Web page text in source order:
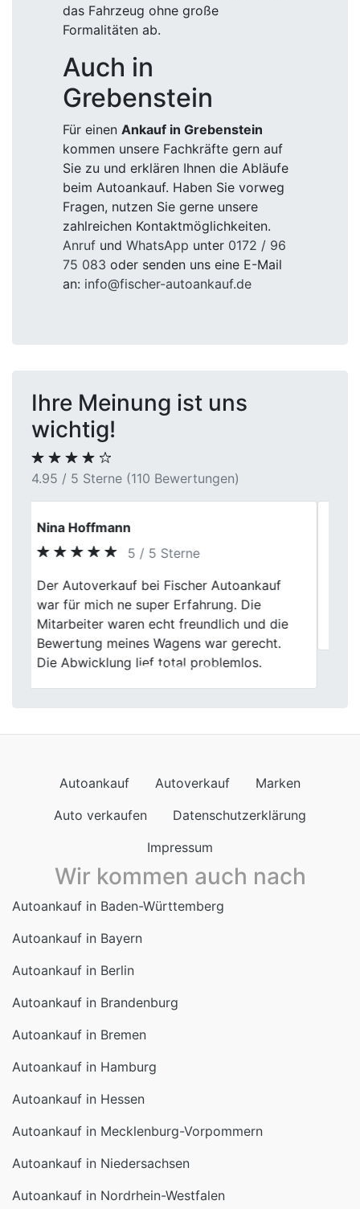
das Fahrzeug ohne große
Formalitäten ab.
Auch in
Grebenstein
Für einen Ankauf in Grebenstein
kommen unsere Fachkräfte gern auf
Sie zu und erklären Ihnen die Abläufe
beim Autoankauf. Haben Sie vorweg
Fragen, nutzen Sie gerne unsere
zahlreichen Kontaktmöglichkeiten.
Anruf und WhatsApp unter 0172 / 96
75 083 oder senden uns eine E-Mail
an: info@fischer-autoankauf.de
Ihre Meinung ist uns
wichtig!
4.95 / 5 Sterne (110 Bewertungen)
Marco T.
5 / 5 Sterne
Ich wollte mir den Privatverkauf sparen.
Bei Fischer Autoankauf war der Ablauf klar
und ohne großes Hin und Her.
Previous
Auto verkaufen
Datenschutzerklärung
Impressum
Wir kommen auch nach
Autoankauf in Baden-Württemberg
Autoankauf in Bayern
Autoankauf in Berlin
Autoankauf in Brandenburg
Autoankauf in Bremen
Autoankauf in Hamburg
Autoankauf in Hessen
Autoankauf in Mecklenburg-Vorpommern
Autoankauf in Niedersachsen
Autoankauf in Nordrhein-Westfalen